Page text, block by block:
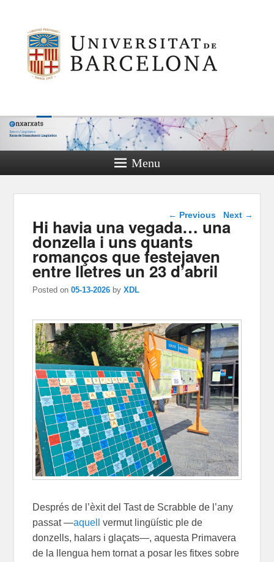
Menu
Post navigation
← Previous Next →
Hi havia una vegada… una
donzella i uns quants
romanços que festejaven
entre lletres un 23 d’abril
Posted on05-13-2026 byXDL
Després de l’èxit del Tast de Scrabble de l’any
passat —aquell
vermut lingüístic ple de
donzells, halars i glaçats—, aquesta Primavera
de la llengua hem tornat a posar les fitxes sobre